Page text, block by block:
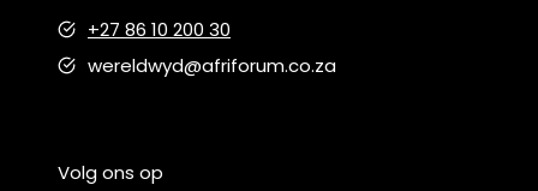
+27 86 10 200 30
wereldwyd@afriforum.co.za
Volg ons op